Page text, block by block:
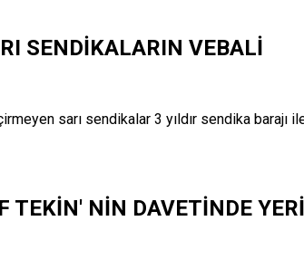
SENDİKALARIN VEBALİ
sarı sendikalar 3 yıldır sendika barajı
TEKİN' NİN DAVETİNDE